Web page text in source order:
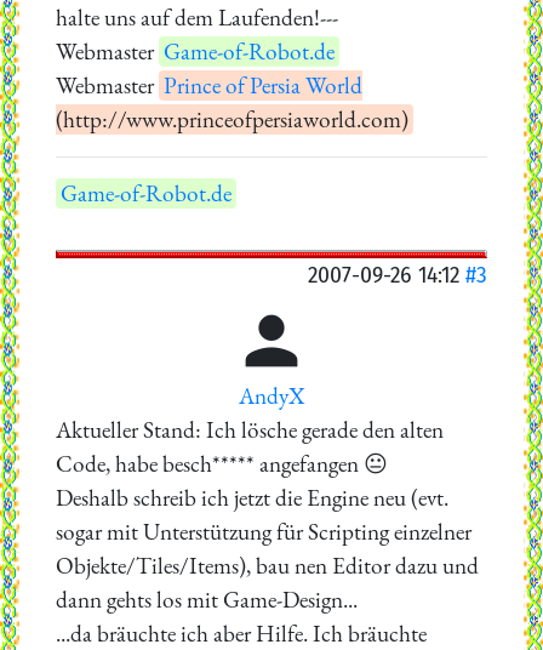
halte uns auf dem Laufenden!---
Webmaster Game-of-Robot.de
Webmaster Prince of Persia World
(http://www.princeofpersiaworld.com)
Game-of-Robot.de
2007-09-26 14:12 #3

AndyX
Aktueller Stand: Ich lösche gerade den alten
Code, habe besch***** angefangen 😐
Deshalb schreib ich jetzt die Engine neu (evt.
sogar mit Unterstützung für Scripting einzelner
Objekte/Tiles/Items), bau nen Editor dazu und
dann gehts los mit Game-Design...
...da bräuchte ich aber Hilfe. Ich bräuchte